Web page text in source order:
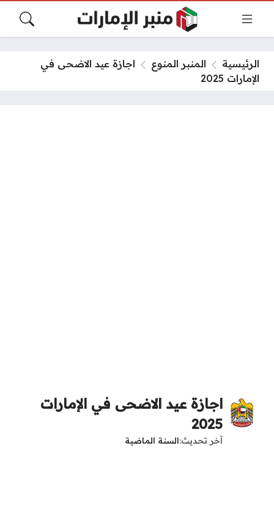
الرئيسية المنبر المنوع
اجازة عيد الاضحى في
الإمارات 2025
اجازة عيد الاضحى في الإمارات
2025
آخر تحديث السنة الماضية